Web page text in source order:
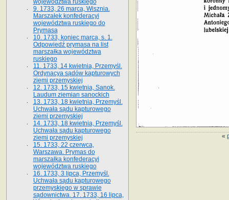
«
województwa ruskiego
9. 1733, 26 marca, Wisznia.
Marszałek konfederacyi
województwa ruskiego do
Prymasa
10. 1733, koniec marca, s. 1.
Odpowiedź prymasa na list
marszałka województwa
ruskiego
11. 1733, 14 kwietnia, Przemyśl.
Ordynacya sądów kapturowych
ziemi przemyskiej
12. 1733, 15 kwietnia, Sanok.
Laudum ziemian sanockich
13. 1733, 18 kwietnia, Przemyśl.
Uchwała sądu kapturowego
ziemi przemyskiej
14. 1733, 18 kwietnia, Przemyśl.
Uchwała sądu kapturowego
ziemi przemyskiej
15. 1733, 22 czerwca,
Warszawa. Prymas do
marszałka konfederacyi
województwa ruskiego
16. 1733, 3 lipca, Przemyśl.
Uchwała sądu kapturowego
przemyskiego w sprawie
sądownictwa. 17. 1733, 16 lipca,